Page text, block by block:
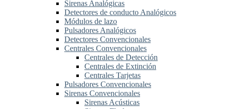
Sirenas Analógicas
Detectores de conducto Analógicos
Módulos de lazo
Pulsadores Analógicos
Detectores Convencionales
Centrales Convencionales
Centrales de Detección
Centrales de Extinción
Centrales Tarjetas
Pulsadores Convencionales
Sirenas Convencionales
Sirenas Acústicas